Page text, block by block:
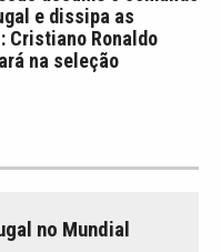
e dissipa as
Cristiano Ronaldo
na seleção
no Mundial